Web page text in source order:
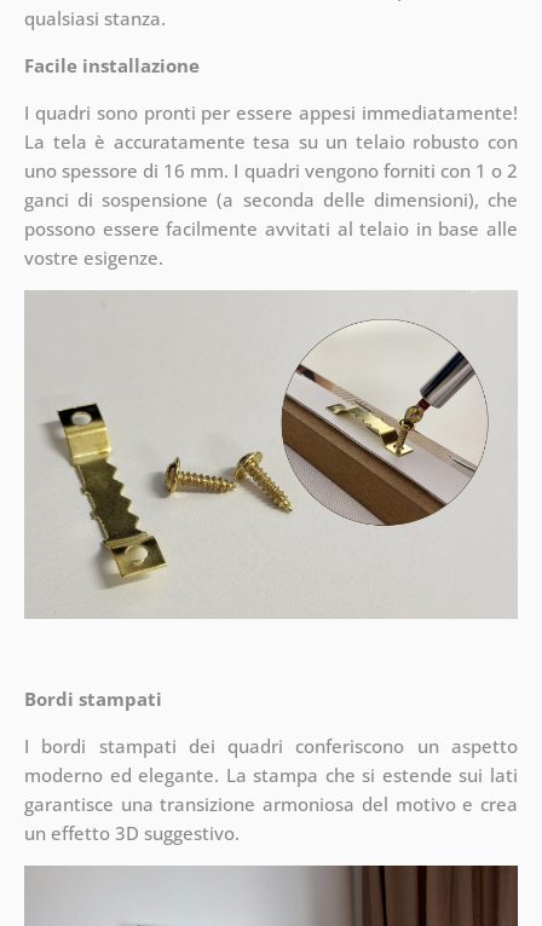
qualsiasi stanza.
Facile installazione
I quadri sono pronti per essere appesi immediatamente!
La tela è accuratamente tesa su un telaio robusto con
uno spessore di 16 mm. I quadri vengono forniti con 1 o 2
ganci di sospensione (a seconda delle dimensioni), che
possono essere facilmente avvitati al telaio in base alle
vostre esigenze.
Bordi stampati
I bordi stampati dei quadri conferiscono un aspetto
moderno ed elegante. La stampa che si estende sui lati
garantisce una transizione armoniosa del motivo e crea
un effetto 3D suggestivo.